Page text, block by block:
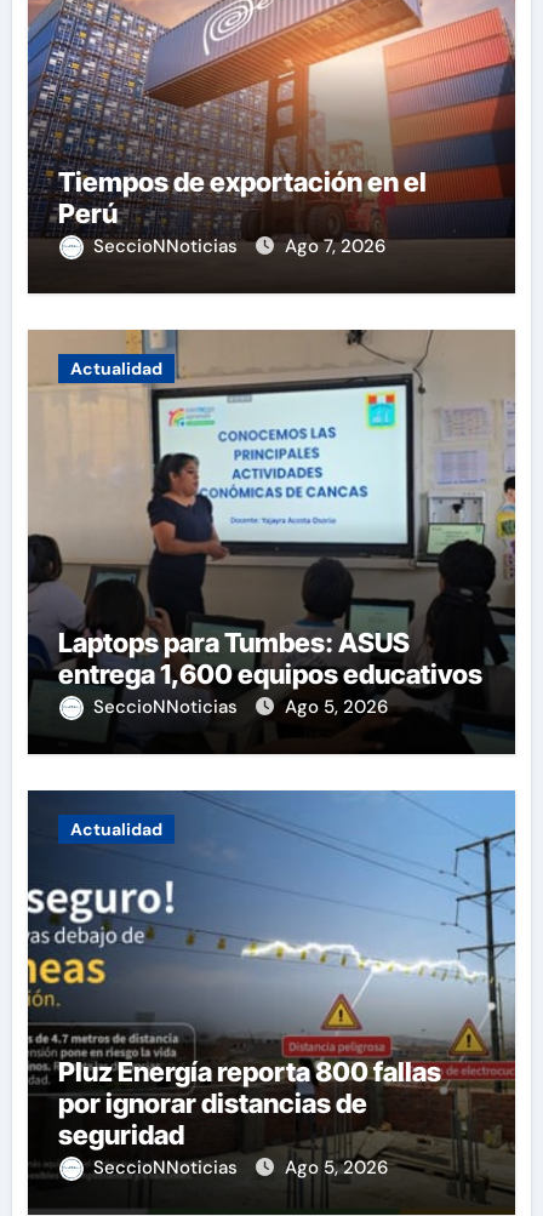
Tiempos de exportación en el
Perú
SeccioNNoticias Ago 7, 2026
Actualidad
Laptops para Tumbes: ASUS
entrega 1,600 equipos educativos
SeccioNNoticias Ago 5, 2026
Actualidad
Pluz Energía reporta 800 fallas
por ignorar distancias de
seguridad
SeccioNNoticias Ago 5, 2026